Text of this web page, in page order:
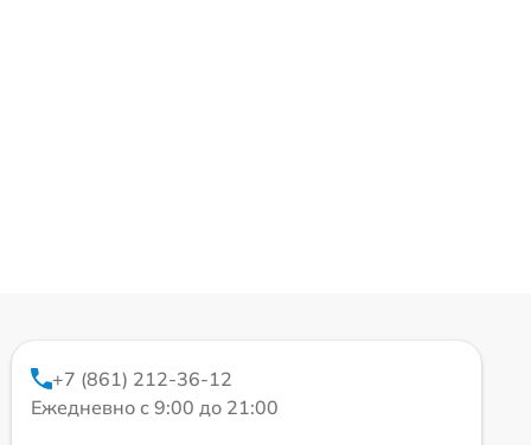
+7 (861) 212-36-12
Ежедневно с 9:00 до 21:00